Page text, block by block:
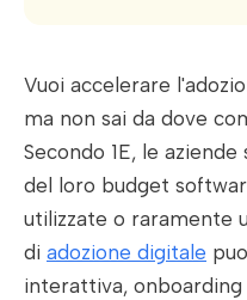
Vuoi accelerare
ma non sai da dove
Secondo 1E, le
del loro budget
utilizzate o raramente
di adozione digitale
interattiva,